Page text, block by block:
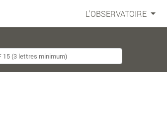
L'OBSERVATOIRE